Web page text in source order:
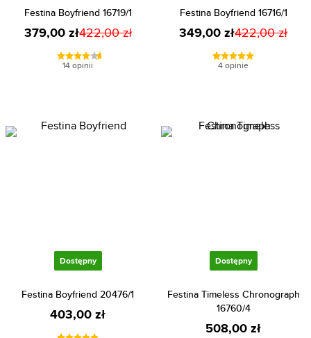
Festina Boyfriend 16719/1
379,00 zł422,00 zł
14 opinii
Festina Boyfriend 16716/1
349,00 zł422,00 zł
4 opinie
Dostępny
Festina Boyfriend 20476/1
403,00 zł
Dostępny
Festina Timeless Chronograph
16760/4
508,00 zł